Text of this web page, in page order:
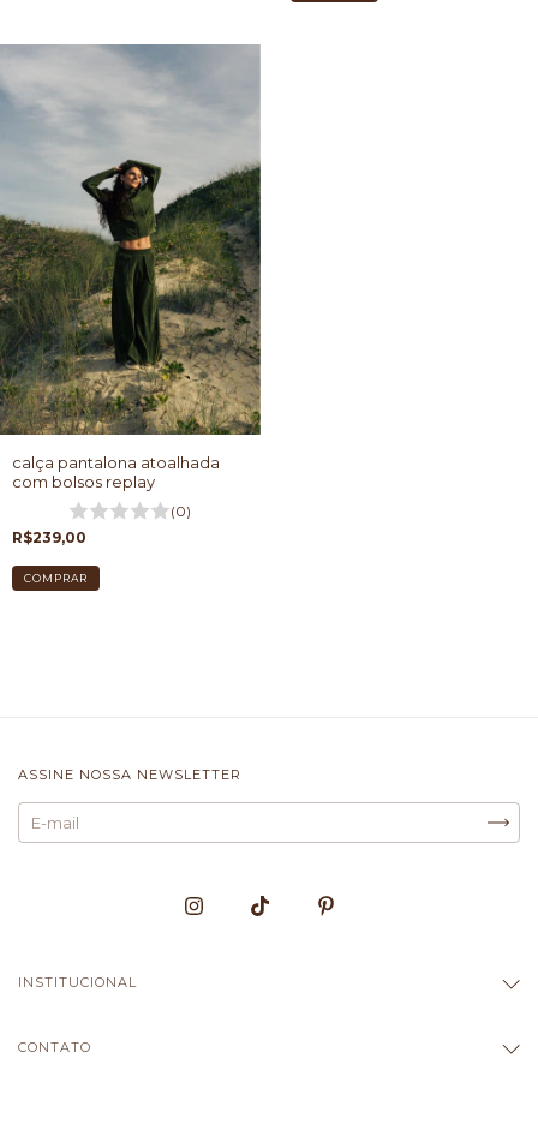
calça pantalona atoalhada
com bolsos replay
(0)
R$239,00
COMPRAR
ASSINE NOSSA NEWSLETTER
INSTITUCIONAL
CONTATO